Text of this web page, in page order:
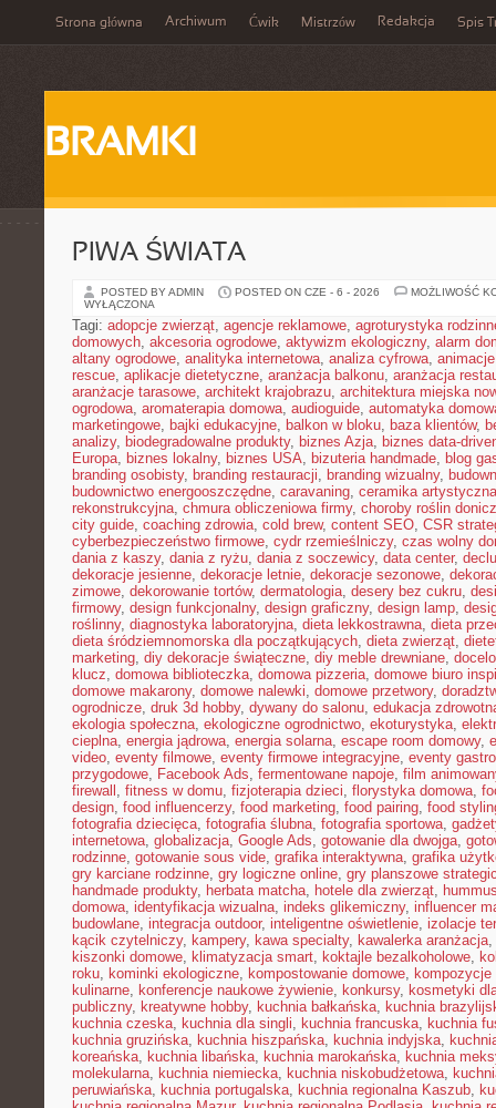
Strona główna Archiwum Ćwik Mistrzów Redakcja Spis
BRAMKI
PIWA ŚWIATA
POSTED BY ADMIN POSTED ON CZE - 6 - 2026
MOŻLIWOŚĆ
WYŁĄCZONA
Tagi: adopcje zwierząt, agencje reklamowe, agroturystyka
domowych, akcesoria ogrodowe, aktywizm ekologiczny, alarm
altany ogrodowe, analityka internetowa, analiza cyfrowa,
rescue, aplikacje dietetyczne, aranżacja balkonu, aranżacja
aranżacje tarasowe, architekt krajobrazu, architektura miejska
ogrodowa, aromaterapia domowa, audioguide, automatyka
marketingowe, bajki edukacyjne, balkon w bloku, baza klientów,
analizy, biodegradowalne produkty, biznes Azja, biznes data-
Europa, biznes lokalny, biznes USA, bizuteria handmade, blog
branding osobisty, branding restauracji, branding wizualny,
budownictwo energooszczędne, caravaning, ceramika artystyczna
rekonstrukcyjna, chmura obliczeniowa firmy, choroby roślin
city guide, coaching zdrowia, cold brew, content SEO, CSR
cyberbezpieczeństwo firmowe, cydr rzemieślniczy, czas wolny
dania z kaszy, dania z ryżu, dania z soczewicy, data center,
dekoracje jesienne, dekoracje letnie, dekoracje sezonowe,
zimowe, dekorowanie tortów, dermatologia, desery bez cukru,
firmowy, design funkcjonalny, design graficzny, design lamp,
roślinny, diagnostyka laboratoryjna, dieta lekkostrawna, dieta
dieta śródziemnomorska dla początkujących, dieta zwierząt,
marketing, diy dekoracje świąteczne, diy meble drewniane,
klucz, domowa biblioteczka, domowa pizzeria, domowe biuro
domowe makarony, domowe nalewki, domowe przetwory,
ogrodnicze, druk 3d hobby, dywany do salonu, edukacja
ekologia społeczna, ekologiczne ogrodnictwo, ekoturystyka,
cieplna, energia jądrowa, energia solarna, escape room domowy,
video, eventy filmowe, eventy firmowe integracyjne, eventy
przygodowe, Facebook Ads, fermentowane napoje, film
firewall , fitness w domu, fizjoterapia dzieci, florystyka domowa,
design, food influencerzy, food marketing, food pairing, food
fotografia dziecięca, fotografia ślubna, fotografia sportowa,
internetowa, globalizacja, Google Ads, gotowanie dla dwojga,
rodzinne, gotowanie sous vide, grafika interaktywna, grafika
gry karciane rodzinne, gry logiczne online, gry planszowe
handmade produkty, herbata matcha, hotele dla zwierząt,
domowa, identyfikacja wizualna, indeks glikemiczny, influencer
budowlane, integracja outdoor, inteligentne oświetlenie, izolacje
kącik czytelniczy, kampery, kawa specialty, kawalerka aranżacja,
kiszonki domowe, klimatyzacja smart, koktajle bezalkoholowe,
roku, kominki ekologiczne, kompostowanie domowe, kompozycje
kulinarne, konferencje naukowe żywienie, konkursy, kosmetyki
publiczny, kreatywne hobby, kuchnia bałkańska, kuchnia
kuchnia czeska, kuchnia dla singli, kuchnia francuska, kuchnia
kuchnia gruzińska, kuchnia hiszpańska, kuchnia indyjska,
koreańska, kuchnia libańska, kuchnia marokańska, kuchnia
molekularna, kuchnia niemiecka, kuchnia niskobudżetowa,
peruwiańska, kuchnia portugalska, kuchnia regionalna Kaszub,